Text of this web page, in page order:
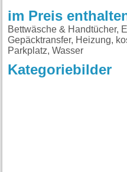
im Preis
Bettwäsche & Handtücher,
Gepäcktransfer, Heizung,
Parkplatz, Wasser
Kategoriebilder